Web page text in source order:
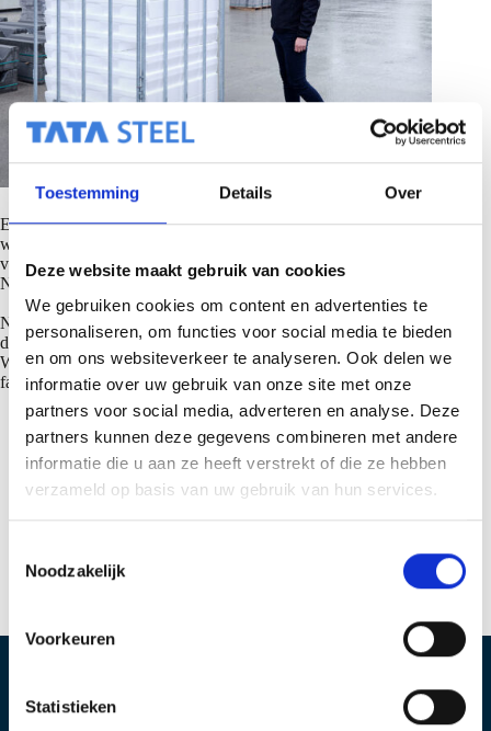
Toestemming Details Over
Deze website maakt gebruik van cookies
We gebruiken cookies om content en advertenties te
personaliseren, om functies voor social media te bieden
en om ons websiteverkeer te analyseren. Ook delen we
informatie over uw gebruik van onze site met onze
partners voor social media, adverteren en analyse. Deze
partners kunnen deze gegevens combineren met andere
informatie die u aan ze heeft verstrekt of die ze hebben
verzameld op basis van uw gebruik van hun services.
Noodzakelijk
Voorkeuren
Statistieken
EPS-Blöcke können in einer Stahl-Retourbox gesammelt
werden, die wir kostenfrei zur Verfügung stellen. Ist die Box
voll oder das Projekt abgeschlossen, genügt eine kurze
Nachricht, um die Abholung der Retourbox zu veranlassen.
Nach der Rückkehr zu SAB-profiel prüfen wir den Zustand
der Blöcke. Rund 95 % aller Blöcke sind für die
Wiederverwendung geeignet. Der verbleibende Anteil wird
fachgerecht recycelt.
Standort IJsselstein Standort Geldermalsen